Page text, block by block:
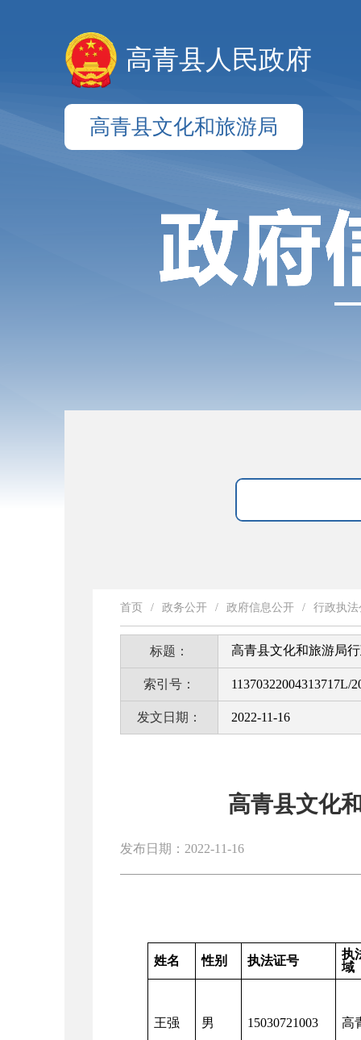
高青县人民政府
高青县文化和旅游局
首页 / 政务公开 / 政府信息公开 / 行政执法
标题： 高青县文化和旅游局
索引号： 11370322004313717L/
发文日期： 2022-11-16
高青县文化
发布日期：2022-11-16
姓名 性别 执法证号
执
域
王强 男 15030721003 高